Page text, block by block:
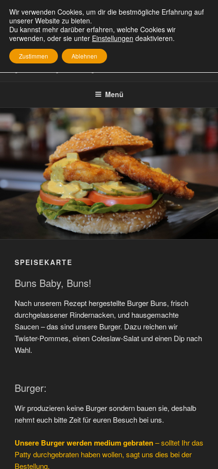
Inhalt
springen
MEPHISTO KÜHLUNGSBORN
Menü
SPEISEKARTE
Buns Baby, Buns!
Nach unserem Rezept hergestellte Burger Buns, frisch
durchgelassener Rindernacken, und hausgemachte
Saucen – das sind unsere Burger. Dazu reichen wir
Twister-Pommes, einen Coleslaw-Salat und einen Dip nach
Wahl.
Burger:
Wir produzieren keine Burger sondern bauen sie, deshalb
nehmt euch bitte Zeit für euren Besuch bei uns.
Unsere Burger werden medium gebraten– solltet Ihr das
Patty durchgebraten haben wollen, sagt uns dies bei der
Bestellung.
Wir verwenden Cookies, um dir die bestmögliche Erfahrung auf
unserer Website zu bieten.
Du kannst mehr darüber erfahren, welche Cookies wir
verwenden, oder sie unter Einstellungen deaktivieren.
Zustimmen Ablehnen